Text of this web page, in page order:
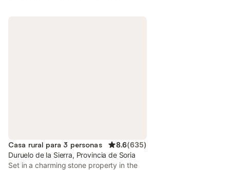
Casa rural para 3 personas 8.6(635)
Duruelo de la Sierra, Provincia de Soria
Set in a charming stone property in the